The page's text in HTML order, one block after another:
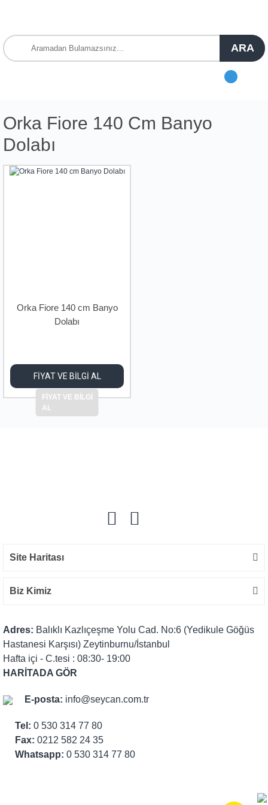
ARA
Orka Fiore 140 Cm Banyo
Dolabı
Orka Fiore 140 cm Banyo
Dolabı
FİYAT VE BİLGİ AL
FİYAT VE BİLGİ
AL
Site Haritası
Biz Kimiz
Adres: Balıklı Kazlıçeşme Yolu Cad. No:6 (Yedikule Göğüs
Hastanesi Karşısı) Zeytinburnu/İstanbul
Hafta içi - C.tesi : 08:30- 19:00
HARİTADA GÖR
E-posta: info@seycan.com.tr
Tel: 0 530 314 77 80
Fax: 0212 582 24 35
Whatsapp: 0 530 314 77 80